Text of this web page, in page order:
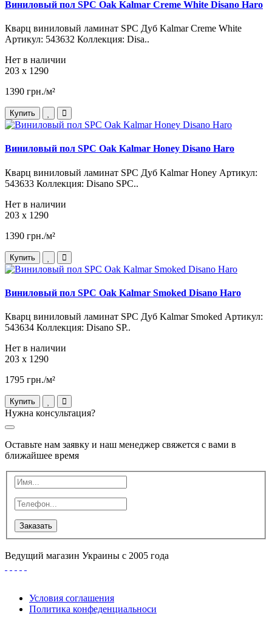
Виниловый пол SPC Oak Kalmar Creme White Disano Haro
Кварц виниловый ламинат SPC Дуб Kalmar Creme White
Артикул: 543632 Коллекция: Disa..
Нет в наличии
203 x 1290
1390 грн./м²
Купить
Виниловый пол SPC Oak Kalmar Honey Disano Haro
Кварц виниловый ламинат SPC Дуб Kalmar Honey Артикул:
543633 Коллекция: Disano SPC..
Нет в наличии
203 x 1290
1390 грн./м²
Купить
Виниловый пол SPC Oak Kalmar Smoked Disano Haro
Кварц виниловый ламинат SPC Дуб Kalmar Smoked Артикул:
543634 Коллекция: Disano SP..
Нет в наличии
203 x 1290
1795 грн./м²
Купить
Нужна консультация?
Оставьте нам заявку и наш менеджер свяжется с вами в
ближайшее время
Заказать
Ведущий магазин Украины с 2005 года
Условия соглашения
Политика конфеденциальноси